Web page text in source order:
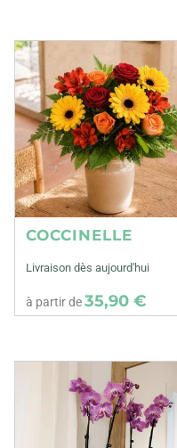
COCCINELLE
Livraison dès aujourd'hui
à partir de35,90 €